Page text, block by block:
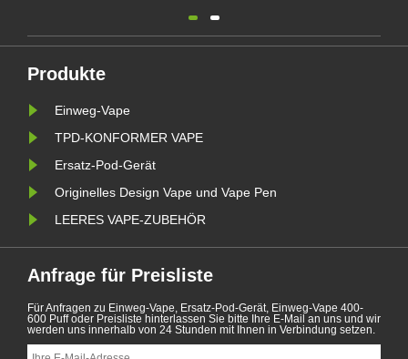
nikotinabhängig werden und die
verfügbaren elektronischen
Zigaretten ist in Belgien aus
Produkte
Einweg-Vape
TPD-KONFORMER VAPE
Ersatz-Pod-Gerät
Originelles Design Vape und Vape Pen
LEERES VAPE-ZUBEHÖR
Anfrage für Preisliste
Für Anfragen zu Einweg-Vape, Ersatz-Pod-Gerät, Einweg-Vape 400-
600 Puff oder Preisliste hinterlassen Sie bitte Ihre E-Mail an uns und wir
werden uns innerhalb von 24 Stunden mit Ihnen in Verbindung setzen.